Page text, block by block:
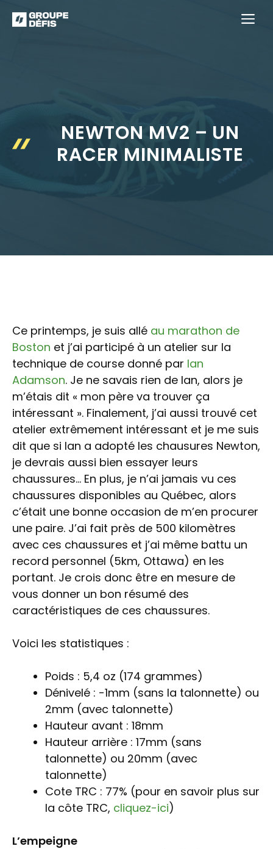
au
NEWTON MV2 – UN
RACER MINIMALISTE
Ce printemps, je suis allé au marathon de
Boston et j’ai participé à un atelier sur la
technique de course donné par Ian
Adamson. Je ne savais rien de Ian, alors je
m’étais dit « mon père va trouver ça
intéressant ». Finalement, j’ai aussi trouvé cet
atelier extrêmement intéressant et je me suis
dit que si Ian a adopté les chausures Newton,
je devrais aussi bien essayer leurs
chaussures… En plus, je n’ai jamais vu ces
chaussures disponibles au Québec, alors
c’était une bonne occasion de m’en procurer
une paire. J’ai fait près de 500 kilomètres
avec ces chaussures et j’ai même battu un
record personnel (5km, Ottawa) en les
portant. Je crois donc être en mesure de
vous donner un bon résumé des
caractéristiques de ces chaussures.
Voici les statistiques :
Poids : 5,4 oz (174 grammes)
Dénivelé : -1mm (sans la talonnette) ou
2mm (avec talonnette)
Hauteur avant : 18mm
Hauteur arrière : 17mm (sans
talonnette) ou 20mm (avec
talonnette)
Cote TRC : 77% (pour en savoir plus sur
la côte TRC, cliquez-ici)
L’empeigne